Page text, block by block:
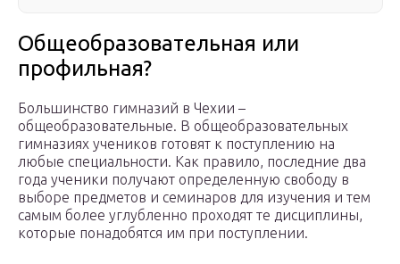
Общеобразовательная или
профильная?
Большинство гимназий в Чехии –
общеобразовательные. В общеобразовательных
гимназиях учеников готовят к поступлению на
любые специальности. Как правило, последние два
года ученики получают определенную свободу в
выборе предметов и семинаров для изучения и тем
самым более углубленно проходят те дисциплины,
которые понадобятся им при поступлении.